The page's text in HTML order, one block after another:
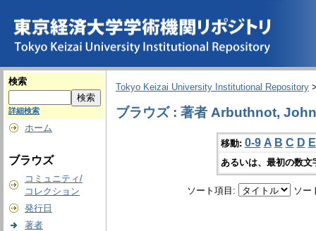
検索
詳細検索
ホーム
ブラウズ
コミュニティ/
コレクション
発行日
著者
Tokyo Keizai University Institutional Repository
ブラウズ : 著者 Arbuthnot,
移動: 0-9 A B C D E
あるいは、最初の数
ソート項目: ソー